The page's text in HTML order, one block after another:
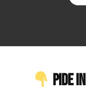
PIDE